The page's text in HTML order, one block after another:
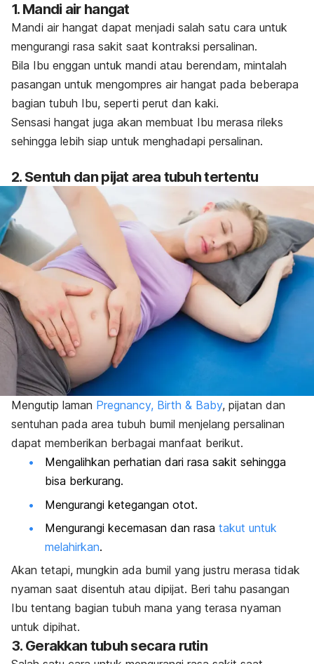
1. Mandi air hangat
Mandi air hangat dapat menjadi salah satu cara untuk
mengurangi rasa sakit saat kontraksi persalinan.
Bila Ibu enggan untuk mandi atau berendam, mintalah
pasangan untuk mengompres air hangat pada beberapa
bagian tubuh Ibu, seperti perut dan kaki.
Sensasi hangat juga akan membuat Ibu merasa rileks
sehingga lebih siap untuk menghadapi persalinan.
2. Sentuh dan pijat area tubuh tertentu
Mengutip laman Pregnancy, Birth & Baby, pijatan dan
sentuhan pada area tubuh bumil menjelang persalinan
dapat memberikan berbagai manfaat berikut.
Mengalihkan perhatian dari rasa sakit sehingga
bisa berkurang.
Mengurangi ketegangan otot.
Mengurangi kecemasan dan rasa takut untuk
melahirkan.
Akan tetapi, mungkin ada bumil yang justru merasa tidak
nyaman saat disentuh atau dipijat. Beri tahu pasangan
Ibu tentang bagian tubuh mana yang terasa nyaman
untuk dipihat.
3. Gerakkan tubuh secara rutin